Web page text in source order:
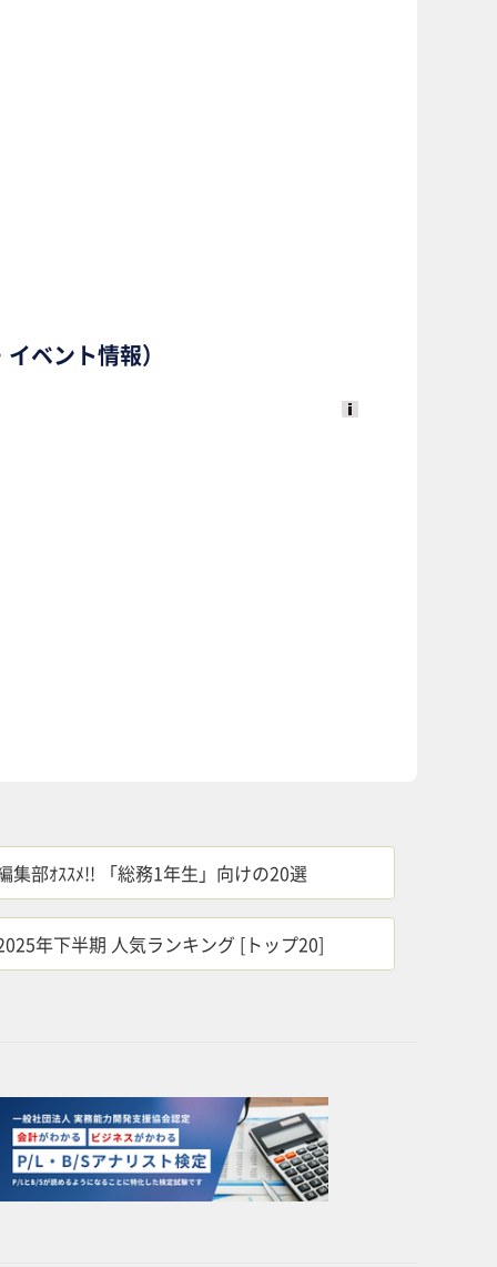
ベント情報）
集部ｵｽｽﾒ!! 「総務1年生」向けの20選
年下半期 人気ランキング [トップ20]